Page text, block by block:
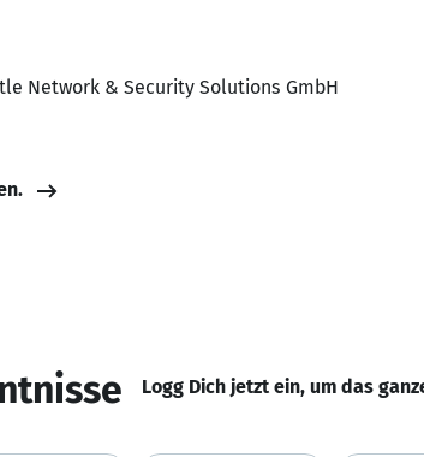
Network & Security Solutions GmbH
Logg Dich jetzt ein, um das